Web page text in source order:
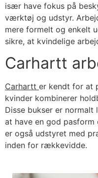
især have fokus på
værktøj og udstyr.
mere formelt og enkelt
sikre, at kvindelige
Carhartt
Carhartt er kendt for at
kvinder kombinerer
Disse bukser er
at have en god
er også udstyret med
inden for rækkevidde.